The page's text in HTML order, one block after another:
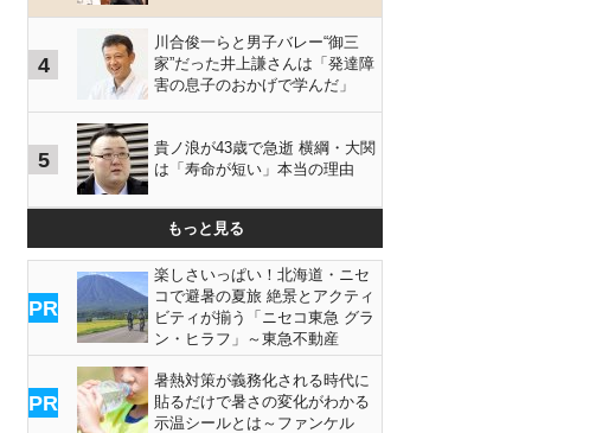
4
川合俊一らと男子バレー“御三
家”だった井上謙さんは「発達障
害の息子のおかげで学んだ」
5
貴ノ浪が43歳で急逝 横綱・大関
は「寿命が短い」本当の理由
もっと見る
PR
楽しさいっぱい！北海道・ニセ
コで避暑の夏旅 絶景とアクティ
ビティが揃う「ニセコ東急 グラ
ン・ヒラフ」～東急不動産
PR
暑熱対策が義務化される時代に
貼るだけで暑さの変化がわかる
示温シールとは～ファンケル